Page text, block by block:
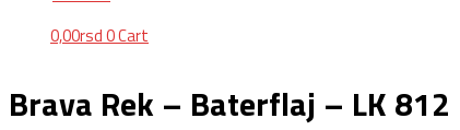
0,00rsd0Cart
Brava Rek – Baterflaj – LK 812